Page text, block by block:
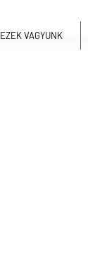
EZEK VAGYUNK